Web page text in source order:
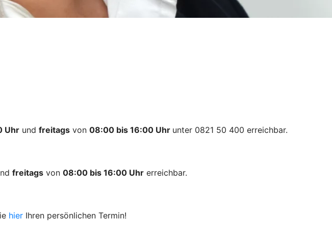
Uhr und freitags von 08:00 bis 16:00 Uhr unter 0821 50 400 erreichbar.
freitags von 08:00 bis 16:00 Uhr erreichbar.
hier Ihren persönlichen Termin!